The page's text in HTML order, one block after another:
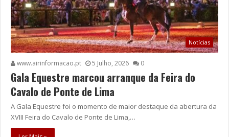
Notícias
www.airinformacao.pt 5 Julho, 2026 0
Gala Equestre marcou arranque da Feira do
Cavalo de Ponte de Lima
A Gala Equestre foi o momento de maior destaque da abertura da
XVIII Feira do Cavalo de Ponte de Lima,…